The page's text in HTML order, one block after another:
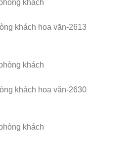
khách hoa văn-2613
khách hoa văn-2630